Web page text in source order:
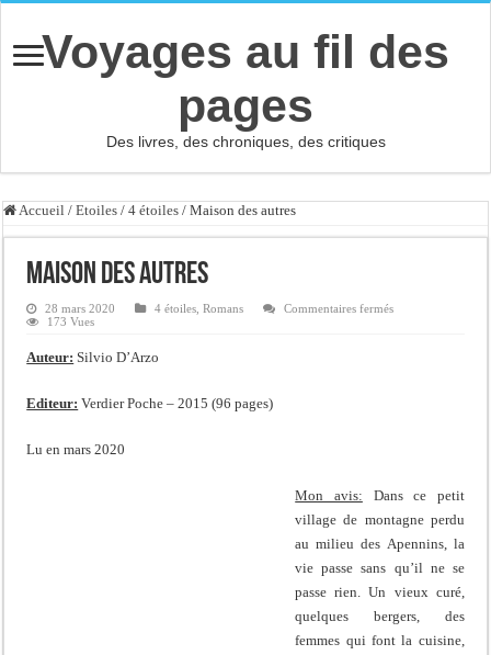
Voyages au fil des
pages
Des livres, des chroniques, des critiques
Accueil / Etoiles / 4 étoiles / Maison des autres
Maison des autres
28 mars 2020 4 étoiles ,Romans Commentaires ferméssur
173 Vues
Auteur: Silvio D’Arzo
Editeur: Verdier Poche – 2015 (96 pages)
Lu en mars 2020
Mon avis: Dans ce petit
village de montagne perdu
au milieu des Apennins, la
vie passe sans qu’il ne se
passe rien. Un vieux curé,
quelques bergers, des
femmes qui font la cuisine,